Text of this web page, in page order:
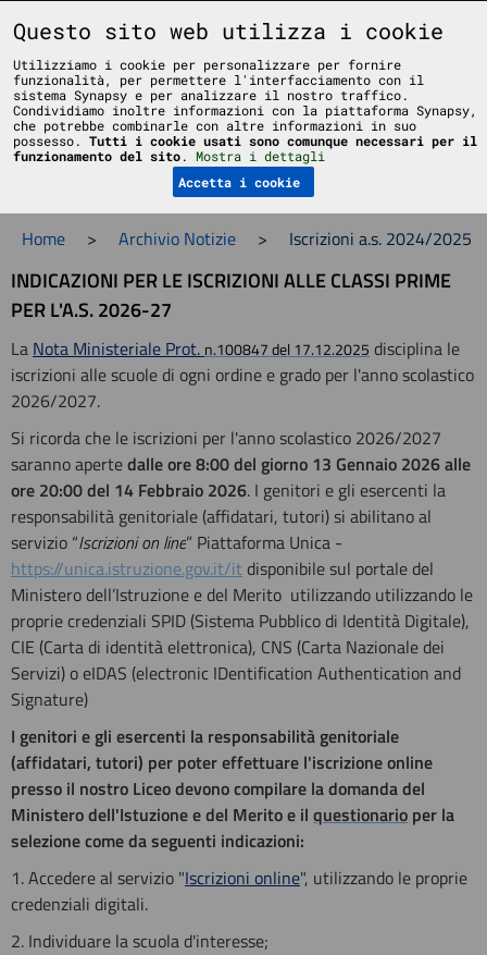
Liceo Scientifico Statale Bruno Touschek - Grottaferrata - Roma
Menu
Home > Archivio Notizie > Iscrizioni a.s. 2024/2025
INDICAZIONI PER LE ISCRIZIONI ALLE CLASSI PRIME
PER L'A.S. 2026-27
La Nota Ministeriale Prot. n.100847 del 17.12.2025 disciplina le
iscrizioni alle scuole di ogni ordine e grado per l'anno scolastico
2026/2027.
Si ricorda che le iscrizioni per l'anno scolastico 2026/2027
saranno apertedalle ore 8:00 del giorno 13 Gennaio 2026 alle
ore 20:00 del 14 Febbraio 2026. I genitori e gli esercenti la
responsabilità genitoriale (affidatari, tutori) si abilitano al
servizio “Iscrizioni on line” Piattaforma Unica -
https://unica.istruzione.gov.it/it disponibile sul portale del
Ministero dell’Istruzione e del Merito utilizzando utilizzando le
proprie credenziali SPID (Sistema Pubblico di Identità Digitale),
CIE (Carta di identità elettronica), CNS (Carta Nazionale dei
Servizi) o eIDAS (electronic IDentification Authentication and
Signature)
I genitori e gli esercenti la responsabilità genitoriale
(affidatari, tutori) per poter effettuare l'iscrizione online
presso il nostro Liceo devono compilare la domanda del
Ministero dell'Istuzione e del Merito e il questionario per la
selezione come da seguenti indicazioni:
1. Accedere al servizio "Iscrizioni online", utilizzando le proprie
credenziali digitali.
2. Individuare la scuola d'interesse;
Questo sito web utilizza i cookie
Utilizziamo i cookie per personalizzare per fornire
funzionalità, per permettere l'interfacciamento con il
sistema Synapsy e per analizzare il nostro traffico.
Condividiamo inoltre informazioni con la piattaforma Synapsy,
che potrebbe combinarle con altre informazioni in suo
possesso. Tutti i cookie usati sono comunque necessari per il
funzionamento del sito. Mostra i dettagli
Accetta i cookie